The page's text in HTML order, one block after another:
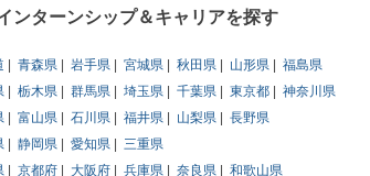
ンターンシップ＆キャリアを探す
青森県 岩手県 宮城県 秋田県 山形県
福島県
栃木県 群馬県 埼玉県 千葉県 東京都
神奈川県
富山県 石川県 福井県 山梨県
長野県
静岡県 愛知県
三重県
京都府 大阪府 兵庫県 奈良県 和歌山県